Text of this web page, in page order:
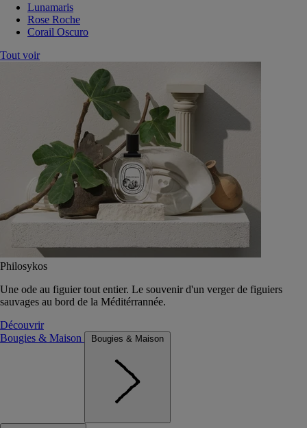
Lunamaris
Rose Roche
Corail Oscuro
Tout voir
Philosykos
Une ode au figuier tout entier. Le souvenir d'un verger de figuiers
sauvages au bord de la Méditérrannée.
Découvrir
Bougies & Maison
Bougies & Maison